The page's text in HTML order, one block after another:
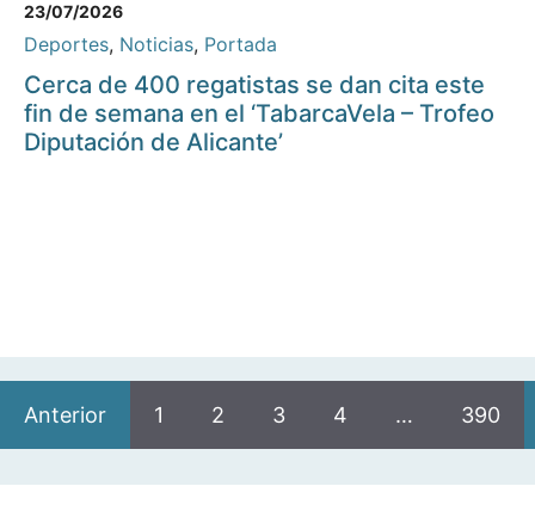
23/07/2026
Deportes, Noticias, Portada
Cerca de 400 regatistas se dan cita este
fin de semana en el ‘TabarcaVela – Trofeo
Diputación de Alicante’
Anterior 1 2 3 4 … 390